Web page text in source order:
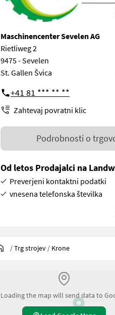
Maschinencenter Sevelen AG
Rietliweg 2
9475 - Sevelen
St. Gallen Švica
+41 81 *** ** **
Zahtevaj povratni klic
Podrobnosti o
Od letos Prodajalci na
Preverjeni kontaktni podatki
vnesena telefonska številka
/Trg strojev / Krone
Loading the map will send data to